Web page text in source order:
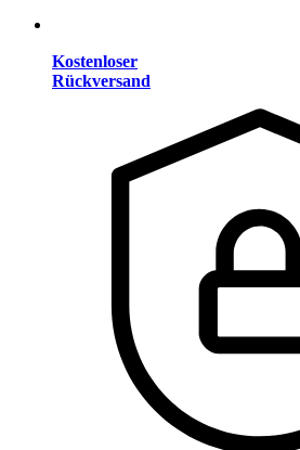
Kostenloser
Rückversand